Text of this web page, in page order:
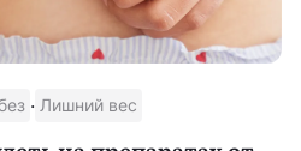
· Лишний вес